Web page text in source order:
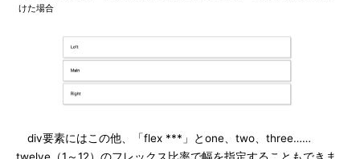
けた場合
div要素にはこの他、「flex ***」とone、two、three……